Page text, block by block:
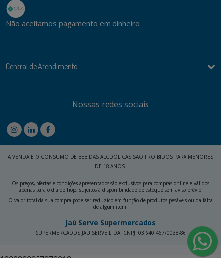
Não aceitamos pagamento em dinheiro
Central de Atendimento
Nossas redes sociais
A VENDA E O CONSUMO DE BEBIDAS ALCOÓLICAS SÃO PROIBIDOS PARA MENORES
DE 18 ANOS.
Os preços, ofertas e condições apresentados são exclusivos para compras online e válidos
apenas para o dia de hoje, sujeitos à disponibilidade de estoque sem aviso prévio.
O valor total da sua compra pode ser reduzido em função de produtos pesáveis ou da falta
de algum item.
Jaú Serve Supermercados
SUPERMERCADOS JAU SERVE LTDA. CNPJ: 03.640.467/0038-86